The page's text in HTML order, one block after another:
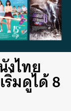
ไทย
มดูได้ 8